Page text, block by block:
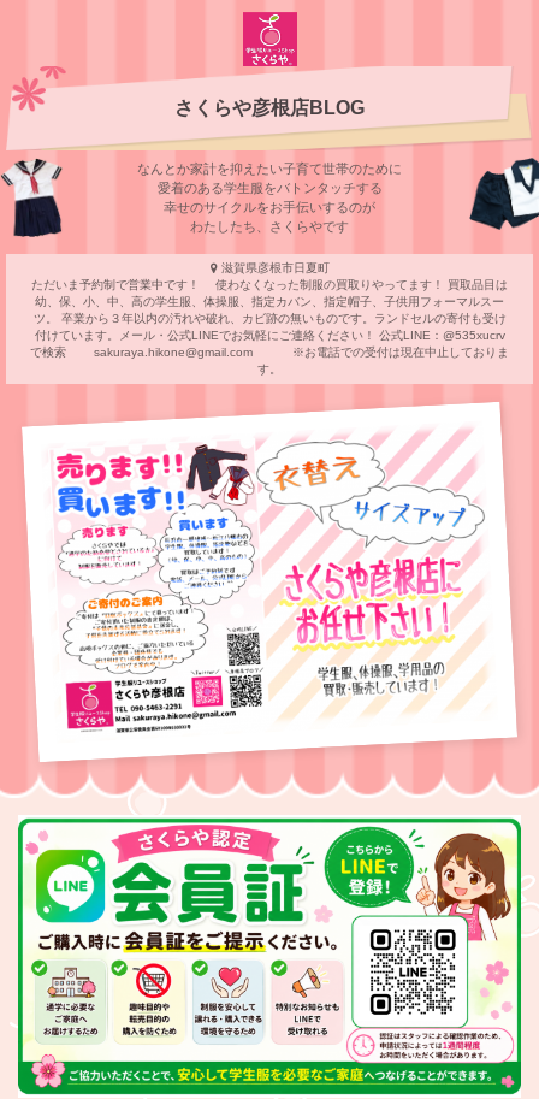
さくらや彦根店BLOG
なんとか家計を抑えたい子育て世帯のために
愛着のある学⽣服をバトンタッチする
幸せのサイクルをお⼿伝いするのが
わたしたち、さくらやです
滋賀県彦根市日夏町
ただいま予約制で営業中です！ 使わなくなった制服の買取りやってます！ 買取品目は
幼、保、小、中、高の学生服、体操服、指定カバン、指定帽子、子供用フォーマルスー
ツ。 卒業から３年以内の汚れや破れ、カビ跡の無いものです。ランドセルの寄付も受け
付けています。メール・公式LINEでお気軽にご連絡ください！ 公式LINE：@535xucrv
で検索 sakuraya.hikone@gmail.com ※お電話での受付は現在中止しておりま
す。